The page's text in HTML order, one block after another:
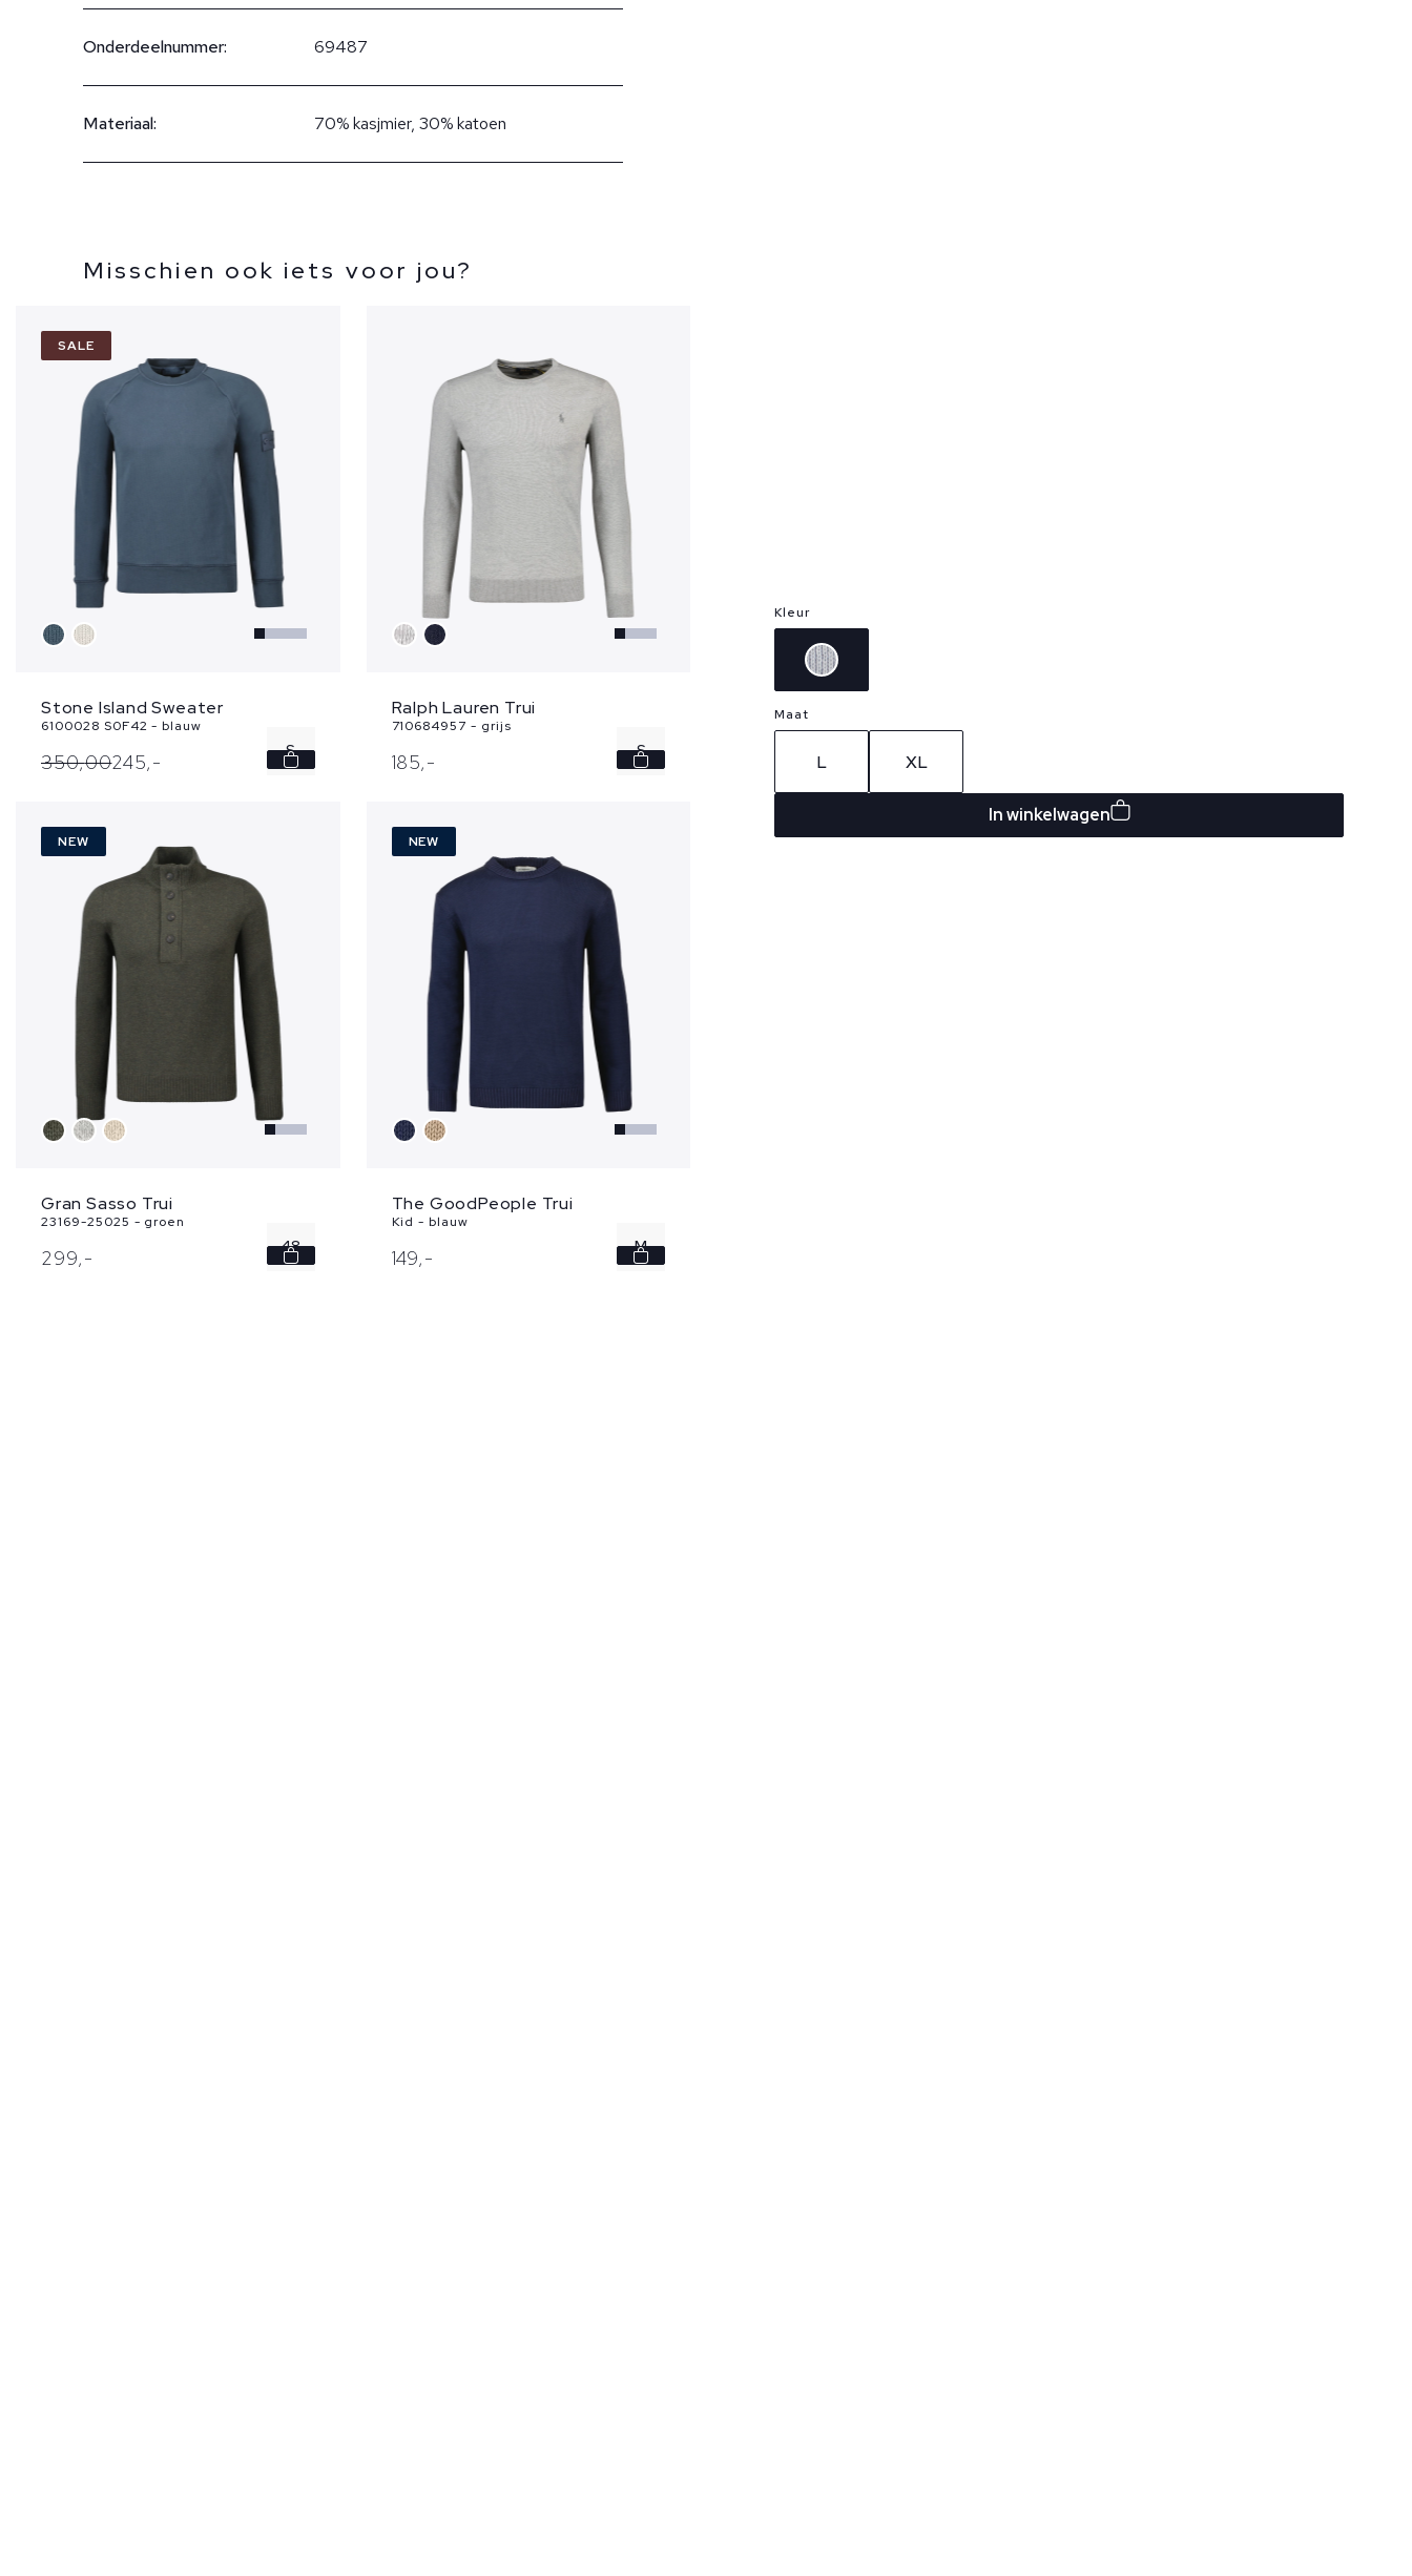
Onderdeelnummer: 69487
Materiaal: 70% kasjmier, 30% katoen
Misschien ook iets voor jou?
SALE
Stone Island Sweater
6100028 S0F42 - blauw
350,00245,- S
Ralph Lauren Trui
710684957 - grijs
185,- S
NEW
Gran Sasso Trui
23169-25025 - groen
299,- 48
NEW
The GoodPeople Trui
Kid - blauw
149,- M
Kleur
Maat
L XL
In winkelwagen